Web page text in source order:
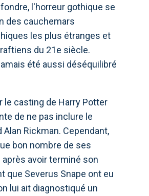
l'horreur gothique se
des cauchemars
les plus étranges et
du 21e siècle.
été aussi déséquilibré
le casting de Harry Potter
de ne pas inclure le
Alan Rickman. Cependant,
bon nombre de ses
avoir terminé son
que Severus Snape ont eu
lui ait diagnostiqué un